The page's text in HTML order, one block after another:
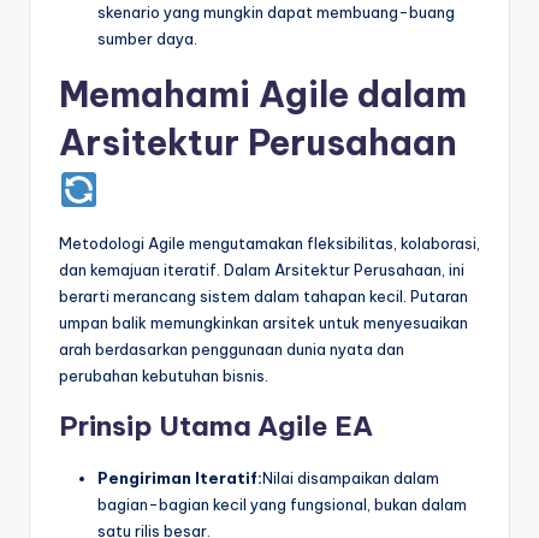
skenario yang mungkin dapat membuang-buang
sumber daya.
Memahami Agile dalam
Arsitektur Perusahaan
Metodologi Agile mengutamakan fleksibilitas, kolaborasi,
dan kemajuan iteratif. Dalam Arsitektur Perusahaan, ini
berarti merancang sistem dalam tahapan kecil. Putaran
umpan balik memungkinkan arsitek untuk menyesuaikan
arah berdasarkan penggunaan dunia nyata dan
perubahan kebutuhan bisnis.
Prinsip Utama Agile EA
Pengiriman Iteratif:Nilai disampaikan dalam
bagian-bagian kecil yang fungsional, bukan dalam
satu rilis besar.